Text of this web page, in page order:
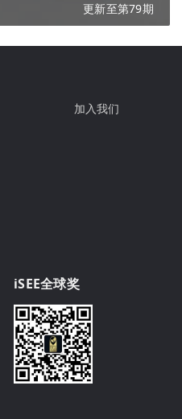
更新至第79期
加入我们
iSEE全球奖